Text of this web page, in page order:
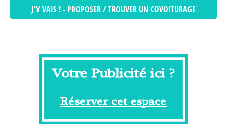
J'Y VAIS ! - PROPOSER / TROUVER UN COVOITURAGE